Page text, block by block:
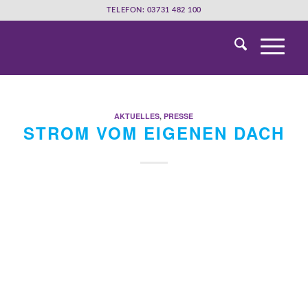
TELEFON: 03731 482 100
AKTUELLES,PRESSE
STROM VOM EIGENEN DACH